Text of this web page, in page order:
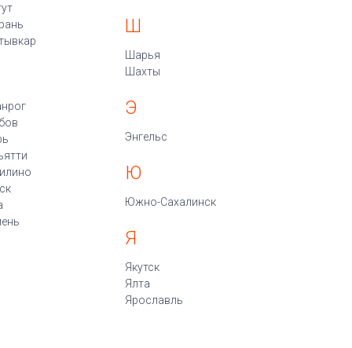
Ш
Шарья
Шахты
Э
Энгельс
Ю
Южно-Сахалинск
Я
Якутск
Ялта
Ярославль